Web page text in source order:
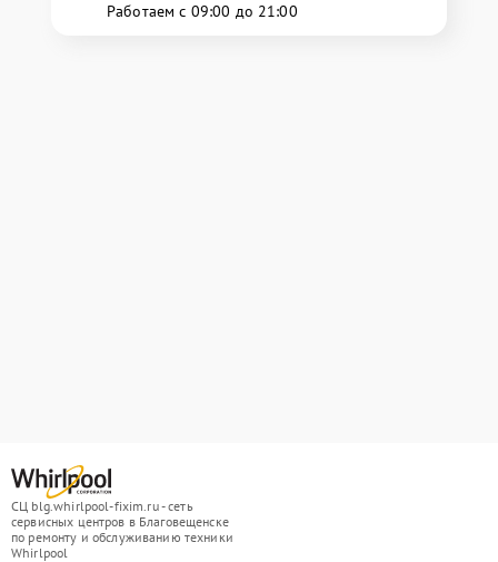
Работаем с 09:00 до 21:00
СЦ blg.whirlpool-fixim.ru - сеть
сервисных центров в Благовещенске
по ремонту и обслуживанию техники
Whirlpool